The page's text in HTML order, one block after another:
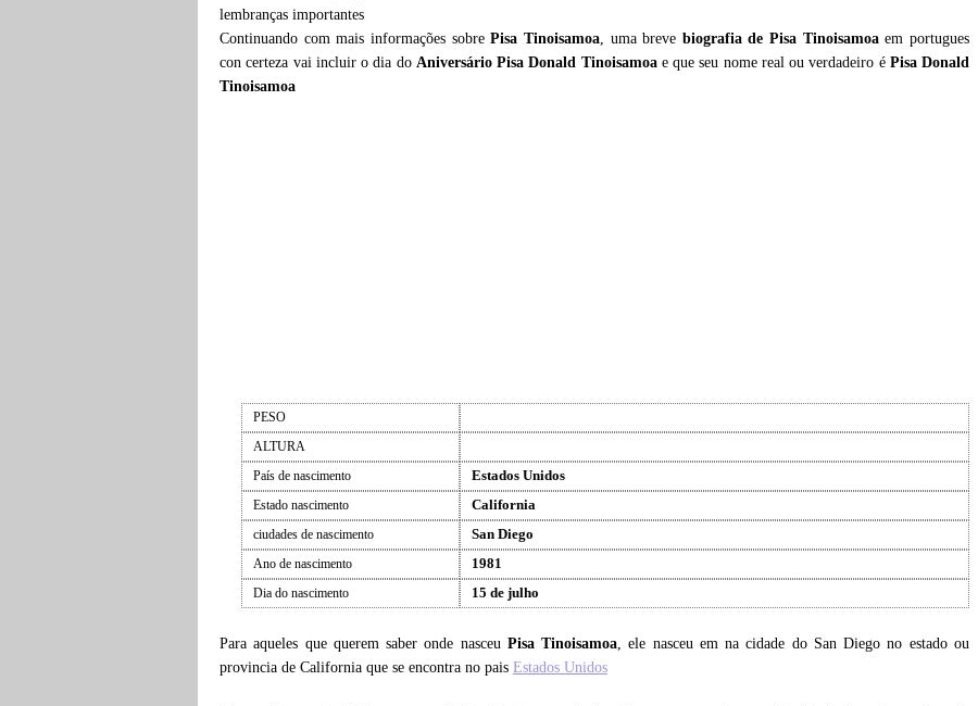
lembranças importantes
Continuando com mais informações sobrePisa Tinoisamoa, uma breve biografia dePisa Tinoisamoaem portugues
con certeza vai incluir o dia do Aniversário Pisa Donald Tinoisamoae que seu nome real ou verdadeiro é Pisa Donald
Tinoisamoa
PESO
ALTURA
País de nascimento
Estados Unidos
Estado nascimento California
ciudades de nascimento San Diego
Ano de nascimento 1981
Dia do nascimento 15 de julho
Para aqueles que querem saber onde nasceu Pisa Tinoisamoa, ele nasceu em na cidade do San Diego no estado ou
provincia de California que se encontra no pais Estados Unidos